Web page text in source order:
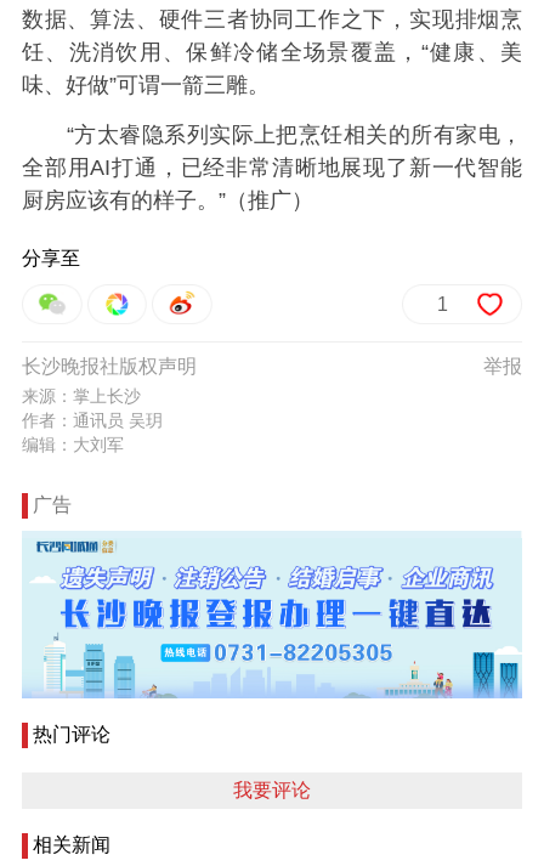
数据、算法、硬件三者协同工作之下，实现排烟烹
饪、洗消饮用、保鲜冷储全场景覆盖，“健康、美
味、好做”可谓一箭三雕。
“方太睿隐系列实际上把烹饪相关的所有家电，
全部用AI打通，已经非常清晰地展现了新一代智能
厨房应该有的样子。”（推广）
分享至
1
举报
长沙晚报社版权声明
来源：掌上长沙
作者：通讯员 吴玥
编辑：大刘军
广告
热门评论
我要评论
相关新闻